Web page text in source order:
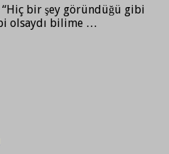
“Hiç bir şey göründüğü gibi
olsaydı bilime …